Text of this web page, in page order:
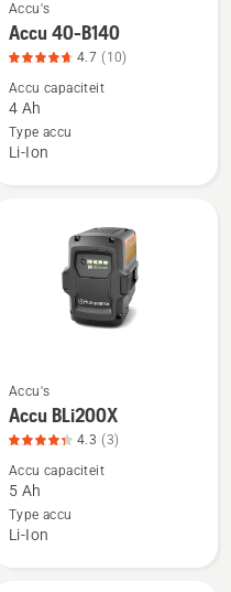
Bekijk
meer
details
over
Accu
40-
Accu's
Accu 40-B140
4.7 (10)
Accu capaciteit
4 Ah
Type accu
Li-Ion
Bekijk
meer
details
over
Accu
BLi200X,
Accu's
Accu BLi200X
4.3 (3)
Accu capaciteit
5 Ah
Type accu
Li-Ion